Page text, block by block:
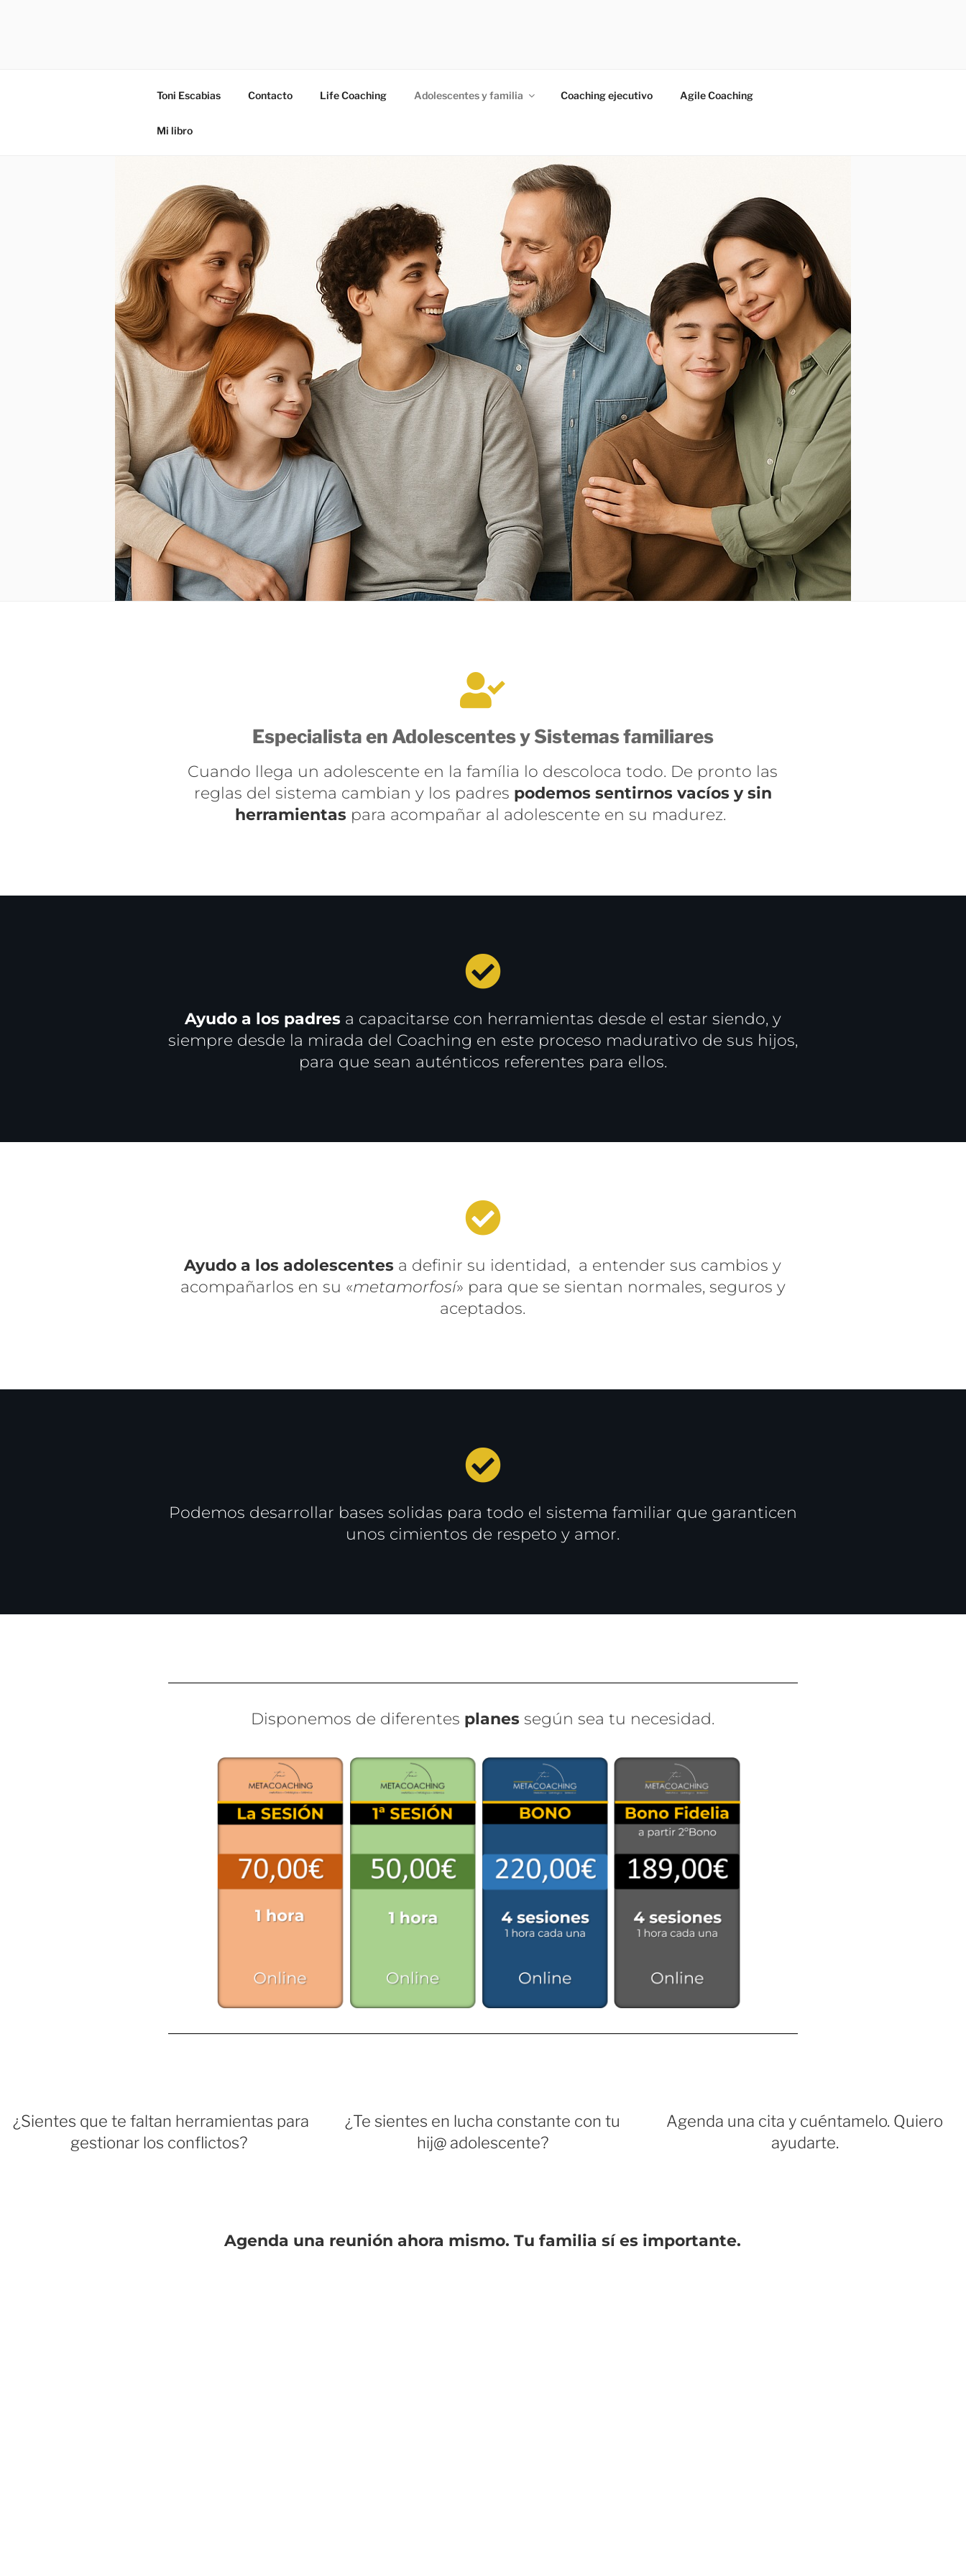
Toni Escabias Contacto Life Coaching Adolescentes y familia Coaching ejecutivo Agile Coaching
Mi libro
Especialista en Adolescentes y Sistemas familiares
Cuando llega un adolescente en la família lo descoloca todo. De pronto las
reglas del sistema cambian y los padres podemos sentirnos vacíos y sin
herramientas para acompañar al adolescente en su madurez.
Ayudo a los padresa capacitarse con herramientas desde el estar siendo, y
siempre desde la mirada del Coaching en este proceso madurativo de sus hijos,
para que sean auténticos referentes para ellos.
Ayudo a los adolescentes a definir su identidad, a entender sus cambios y
acompañarlos en su «metamorfosí» para que se sientan normales, seguros y
aceptados.
Podemos desarrollar bases solidas para todo el sistema familiar que garanticen
unos cimientos de respeto y amor.
Disponemos de diferentes planessegún sea tu necesidad.
¿Sientes que te faltan herramientas para
gestionar los conflictos?
¿Te sientes en lucha constante con tu
hij@ adolescente?
Agenda una cita y cuéntamelo. Quiero
ayudarte.
Agenda una reunión ahora mismo. Tu familia sí es importante.